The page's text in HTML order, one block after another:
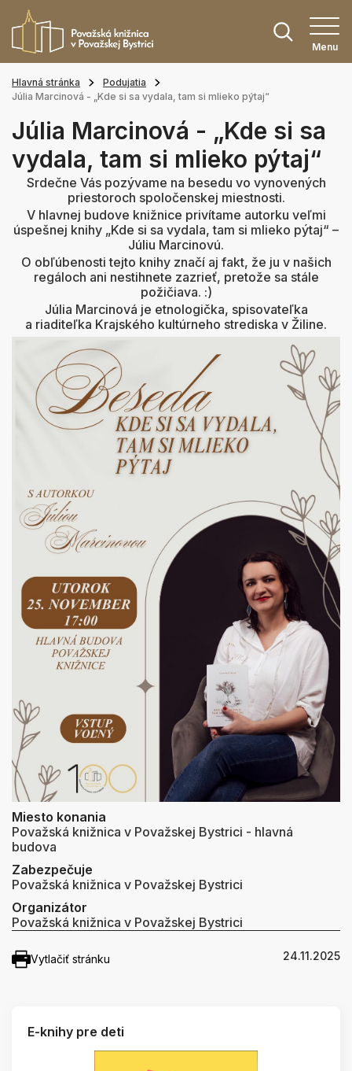
Menu
Hlavná stránka
Podujatia
Júlia Marcinová - „Kde si sa vydala, tam si mlieko pýtaj“
Júlia Marcinová - „Kde si sa
vydala, tam si mlieko pýtaj“
Srdečne Vás pozývame na besedu vo vynovených
priestoroch spoločenskej miestnosti.
V hlavnej budove knižnice privítame autorku veľmi
úspešnej knihy „Kde si sa vydala, tam si mlieko pýtaj“ –
Júliu Marcinovú.
O obľúbenosti tejto knihy značí aj fakt, že ju v našich
regáloch ani nestihnete zazrieť, pretože sa stále
požičiava. :)
Júlia Marcinová je etnologička, spisovateľka
a riaditeľka Krajského kultúrneho strediska v Žiline.
Miesto konania
Považská knižnica v Považskej Bystrici - hlavná
budova
Zabezpečuje
Považská knižnica v Považskej Bystrici
Organizátor
Považská knižnica v Považskej Bystrici
Vytlačiť stránku 24.11.2025
E-knihy pre deti